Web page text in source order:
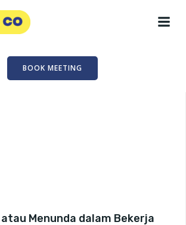
BOOK MEETING
Menunda dalam Bekerja